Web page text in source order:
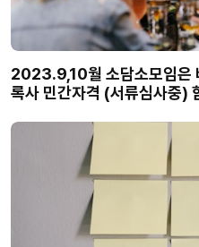
2023.9,10월 소담소모임은
록사 민간자격 (서류심사중)